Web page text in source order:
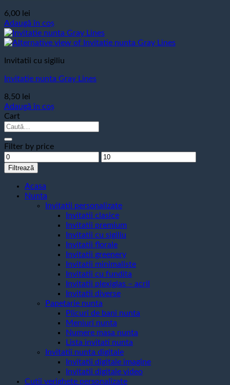
6,00 lei
Adaugă în coș
Invitatii cu sigiliu
Invitatie nunta Gray Lines
8,50 lei
Adaugă în coș
Cart
Caută
Filter by price
Preț
minim
Preț
Filtrează
Acasa
Nunta
Invitatii personalizate
Invitatii clasice
Invitatii premium
Invitatii cu sigiliu
Invitatii florale
Invitatii greenery
Invitatii minimaliste
Invitatii cu fundita
Invitatii plexiglas – acril
Invitatii diverse
Papetarie nunta
Plicuri de bani nunta
Meniuri nunta
Numere masa nunta
Lista invitati nunta
Invitatii nunta digitale
Invitatii digitale imagine
Invitatii digitale video
Cutii verighete personalizate